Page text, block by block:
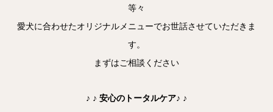
等々
愛犬に合わせたオリジナルメニューでお世話させていただきま
す。
まずはご相談ください
♪ ♪ 安心のトータルケア♪ ♪